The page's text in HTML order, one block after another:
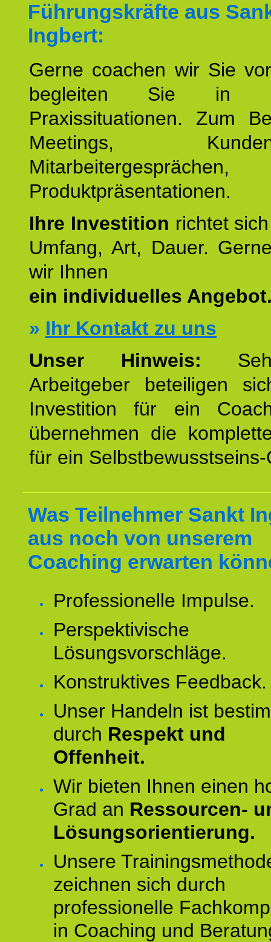
Führungskräfte aus
Ingbert:
Gerne coachen wir Sie
begleiten Sie in
Praxissituationen. Zum
Meetings,
Mitarbeitergesprächen,
Produktpräsentationen.
Ihre Investition richtet
Umfang, Art, Dauer.
wir Ihnen
ein individuelles
» Ihr Kontakt zu uns
Unser Hinweis:
Arbeitgeber beteiligen
Investition für ein
übernehmen die
für ein
Was Teilnehmer Sankt
aus noch von unserem
Coaching erwarten
Professionelle Impulse.
Perspektivische
Lösungsvorschläge.
Konstruktives Feedback.
Unser Handeln ist
durch Respekt und
Offenheit.
Wir bieten Ihnen einen
Grad an Ressourcen-
Lösungsorientierung.
Unsere
zeichnen sich durch
professionelle
in Coaching und